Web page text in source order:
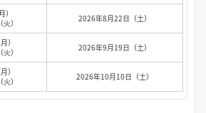
）
2026年8月22日（土）
）
）
2026年9月19日（土）
）
）
2026年10月10日（土）